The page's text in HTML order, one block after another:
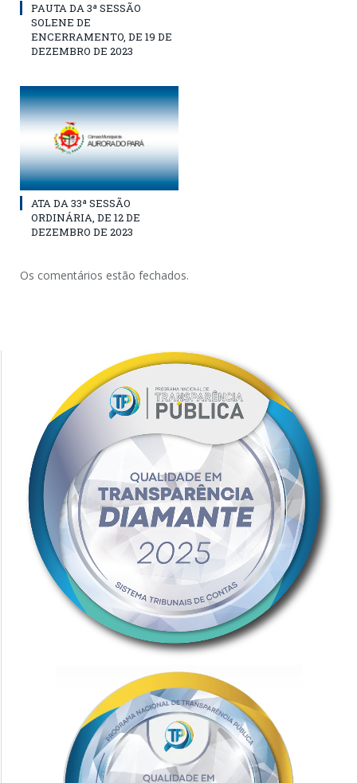
PAUTA DA 3ª SESSÃO
SOLENE DE
ENCERRAMENTO, DE 19 DE
DEZEMBRO DE 2023
ATA DA 33ª SESSÃO
ORDINÁRIA, DE 12 DE
DEZEMBRO DE 2023
Os comentários estão fechados.